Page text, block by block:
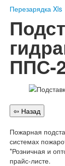
Доставка
Оплата
Статьи
Вопрос-
Контакты
Перезарядка Xls
ППС-
Пожарная
системах
*Розничная и
прайс-листе.